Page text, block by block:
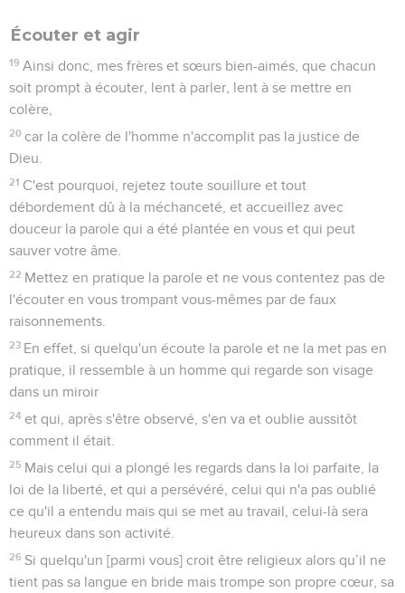
Écouter et agir
19 Ainsi donc, mes frères et sœurs bien-aimés, que chacun
soit prompt à écouter, lent à parler, lent à se mettre en
colère,
20 car la colère de l'homme n'accomplit pas la justice de
Dieu.
21 C'est pourquoi, rejetez toute souillure et tout
débordement dû à la méchanceté, et accueillez avec
douceur la parole qui a été plantée en vous et qui peut
sauver votre âme.
22 Mettez en pratique la parole et ne vous contentez pas de
l'écouter en vous trompant vous-mêmes par de faux
raisonnements.
23 En effet, si quelqu'un écoute la parole et ne la met pas en
pratique, il ressemble à un homme qui regarde son visage
dans un miroir
24 et qui, après s'être observé, s'en va et oublie aussitôt
comment il était.
25 Mais celui qui a plongé les regards dans la loi parfaite, la
loi de la liberté, et qui a persévéré, celui qui n'a pas oublié
ce qu'il a entendu mais qui se met au travail, celui-là sera
heureux dans son activité.
26 Si quelqu'un [parmi vous] croit être religieux alors qu’il ne
tient pas sa langue en bride mais trompe son propre cœur, sa